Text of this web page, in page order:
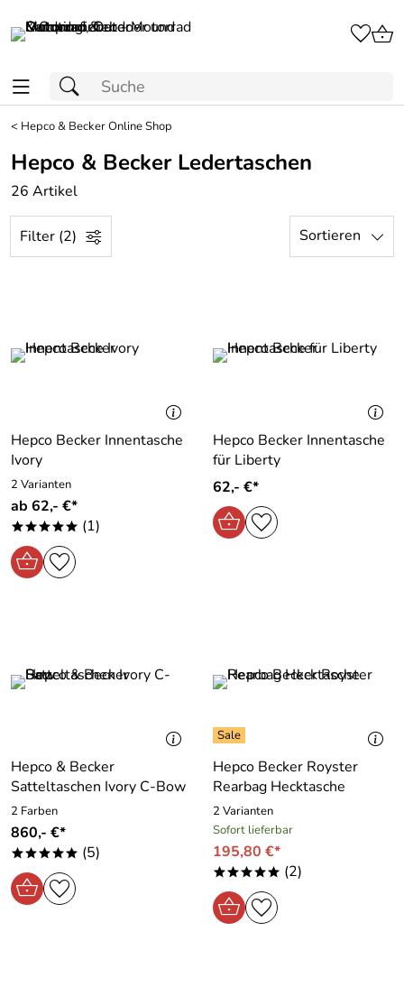
< Hepco & Becker Online Shop
Hepco & Becker Ledertaschen
26 Artikel
Filter (2) Sortieren
Hepco Becker Innentasche
Ivory
2 Varianten
ab 62,- €*
***** (1)
Hepco Becker Innentasche
für Liberty
62,- €*
Hepco & Becker
Satteltaschen Ivory C-Bow
2 Farben
860,- €*
***** (5)
Hepco Becker Royster
Rearbag Hecktasche
2 Varianten
Sofort lieferbar
195,80 €*
***** (2)